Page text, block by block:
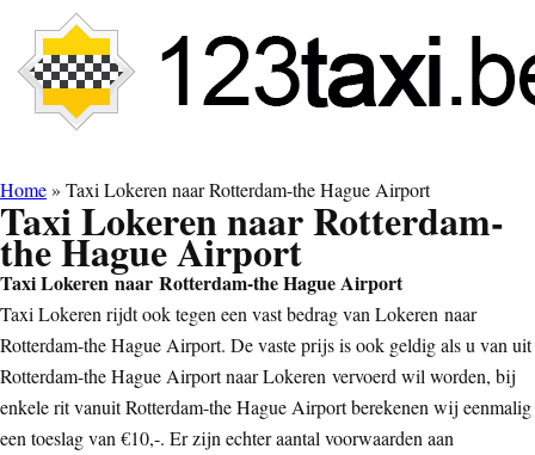
Home» Taxi Lokeren naar Rotterdam-the Hague Airport
Taxi Lokeren naar Rotterdam-
the Hague Airport
Taxi Lokeren naar Rotterdam-the Hague Airport
Taxi Lokeren rijdt ook tegen een vast bedrag van Lokeren naar
Rotterdam-the Hague Airport. De vaste prijs is ook geldig als u van uit
Rotterdam-the Hague Airport naar Lokeren vervoerd wil worden, bij
enkele rit vanuit Rotterdam-the Hague Airport berekenen wij eenmalig
een toeslag van €10,-. Er zijn echter aantal voorwaarden aan